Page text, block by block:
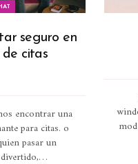
seguro en
de citas
encontrar una
para citas. o
pasar un
…